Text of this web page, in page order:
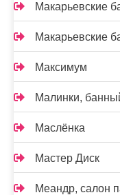
Макарьевские
Макарьевские
Максимум
Малинки,
Маслёнка
Мастер Диск
Меандр, салон